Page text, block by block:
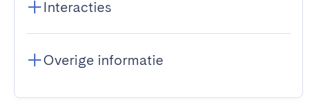
Interacties
Overige informatie